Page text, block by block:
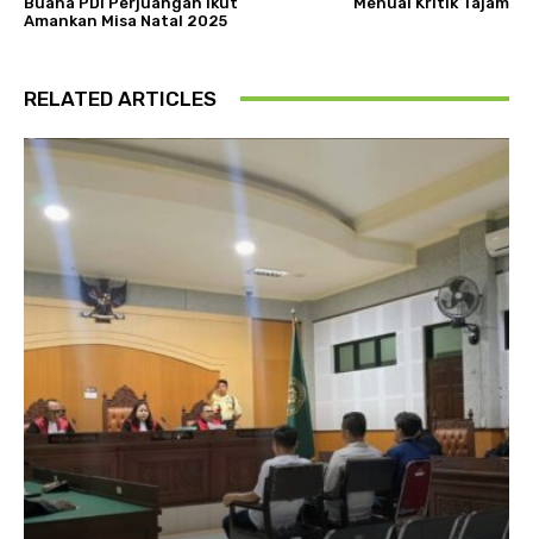
Amankan Misa Natal 2025
RELATED ARTICLES